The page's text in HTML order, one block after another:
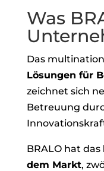
Was
Das
Lösungen für
zeichnet sich
Betreuung
BRALO hat das
dem Markt,